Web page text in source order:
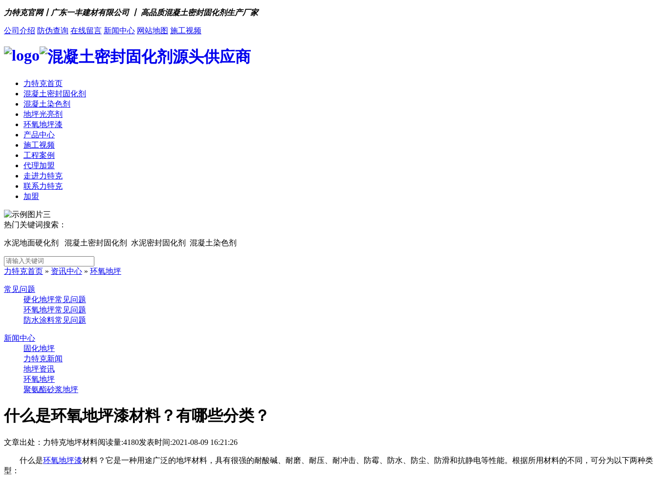
力特克官网丨广东一丰建材有限公司 丨 高品质混凝土密封固化剂生产厂家
公司介绍 防伪查询 在线留言 新闻中心 网站地图 施工视频
力特克首页
混凝土密封固化剂
混凝土染色剂
地坪光亮剂
环氧地坪漆
产品中心
施工视频
工程案例
代理加盟
走进力特克
联系力特克
加盟
热门关键词搜索：
水泥地面硬化剂 混凝土密封固化剂 水泥密封固化剂 混凝土染色剂
力特克首页 » 资讯中心 » 环氧地坪
常见问题
硬化地坪常见问题
环氧地坪常见问题
防水涂料常见问题
新闻中心
固化地坪
力特克新闻
地坪资讯
环氧地坪
聚氨酯砂浆地坪
什么是环氧地坪漆材料？有哪些分类？
文章出处：力特克地坪材料阅读量:4180发表时间:2021-08-09 16:21:26
什么是环氧地坪漆材料？它是一种用途广泛的地坪材料，具有很强的耐酸碱、耐磨、耐压、耐冲击、防霉、防水、防尘、防滑和抗静电等性能。根据所用材料的不同，可分为以下两种类
型：